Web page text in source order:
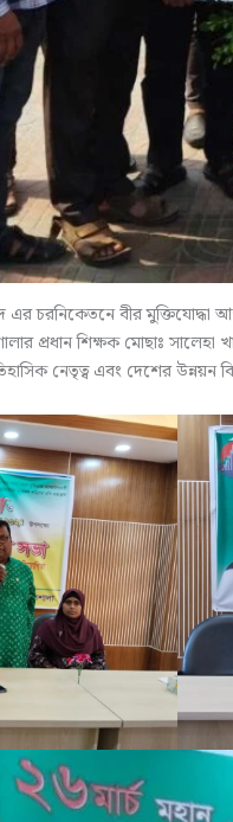
চরনিকেতনে বীর
প্রধান শিক্ষক মোছাঃ সালেহা
নেতৃত্ব এবং দেশের